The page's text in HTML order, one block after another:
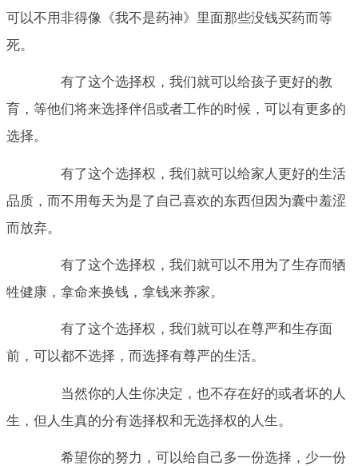
可以不用非得像《我不是药神》里面那些没钱买药而等
死。
有了这个选择权，我们就可以给孩子更好的教
育，等他们将来选择伴侣或者工作的时候，可以有更多的
选择。
有了这个选择权，我们就可以给家人更好的生活
品质，而不用每天为是了自己喜欢的东西但因为囊中羞涩
而放弃。
有了这个选择权，我们就可以不用为了生存而牺
牲健康，拿命来换钱，拿钱来养家。
有了这个选择权，我们就可以在尊严和生存面
前，可以都不选择，而选择有尊严的生活。
当然你的人生你决定，也不存在好的或者坏的人
生，但人生真的分有选择权和无选择权的人生。
希望你的努力，可以给自己多一份选择，少一份